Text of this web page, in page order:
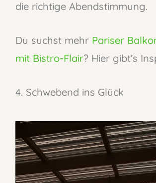
die richtige Abendstimmung.
Du suchst mehr Pariser
mit Bistro-Flair? Hier gibt’s
4. Schwebend ins Glück